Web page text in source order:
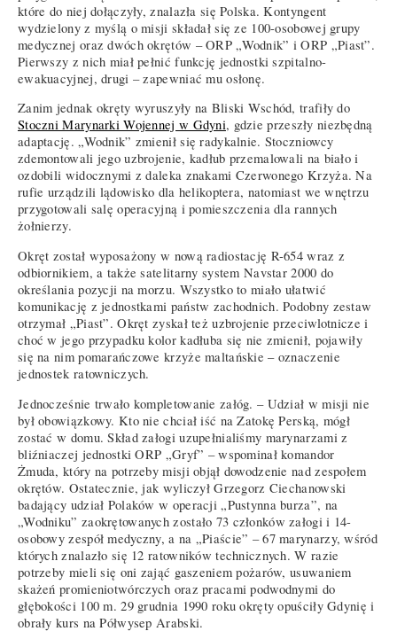
które do niej dołączyły, znalazła się Polska. Kontyngent
wydzielony z myślą o misji składał się ze 100-osobowej grupy
medycznej oraz dwóch okrętów – ORP „Wodnik” i ORP „Piast”.
Pierwszy z nich miał pełnić funkcję jednostki szpitalno-
ewakuacyjnej, drugi – zapewniać mu osłonę.
Zanim jednak okręty wyruszyły na Bliski Wschód, trafiły do
Stoczni Marynarki Wojennej w Gdyni, gdzie przeszły niezbędną
adaptację. „Wodnik” zmienił się radykalnie. Stoczniowcy
zdemontowali jego uzbrojenie, kadłub przemalowali na biało i
ozdobili widocznymi z daleka znakami Czerwonego Krzyża. Na
rufie urządzili lądowisko dla helikoptera, natomiast we wnętrzu
przygotowali salę operacyjną i pomieszczenia dla rannych
żołnierzy.
Okręt został wyposażony w nową radiostację R-654 wraz z
odbiornikiem, a także satelitarny system Navstar 2000 do
określania pozycji na morzu. Wszystko to miało ułatwić
komunikację z jednostkami państw zachodnich. Podobny zestaw
otrzymał „Piast”. Okręt zyskał też uzbrojenie przeciwlotnicze i
choć w jego przypadku kolor kadłuba się nie zmienił, pojawiły
się na nim pomarańczowe krzyże maltańskie – oznaczenie
jednostek ratowniczych.
Jednocześnie trwało kompletowanie załóg. – Udział w misji nie
był obowiązkowy. Kto nie chciał iść na Zatokę Perską, mógł
zostać w domu. Skład załogi uzupełnialiśmy marynarzami z
bliźniaczej jednostki ORP „Gryf” – wspominał komandor
Żmuda, który na potrzeby misji objął dowodzenie nad zespołem
okrętów. Ostatecznie, jak wyliczył Grzegorz Ciechanowski
badający udział Polaków w operacji „Pustynna burza”, na
„Wodniku” zaokrętowanych zostało 73 członków załogi i 14-
osobowy zespół medyczny, a na „Piaście” – 67 marynarzy, wśród
których znalazło się 12 ratowników technicznych. W razie
potrzeby mieli się oni zająć gaszeniem pożarów, usuwaniem
skażeń promieniotwórczych oraz pracami podwodnymi do
głębokości 100 m. 29 grudnia 1990 roku okręty opuściły Gdynię i
obrały kurs na Półwysep Arabski.